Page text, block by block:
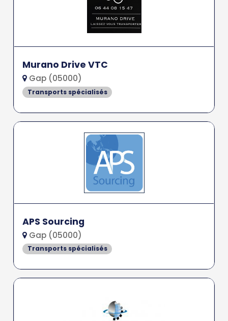
Murano Drive VTC
Gap (05000)
Transports spécialisés
APS Sourcing
Gap (05000)
Transports spécialisés